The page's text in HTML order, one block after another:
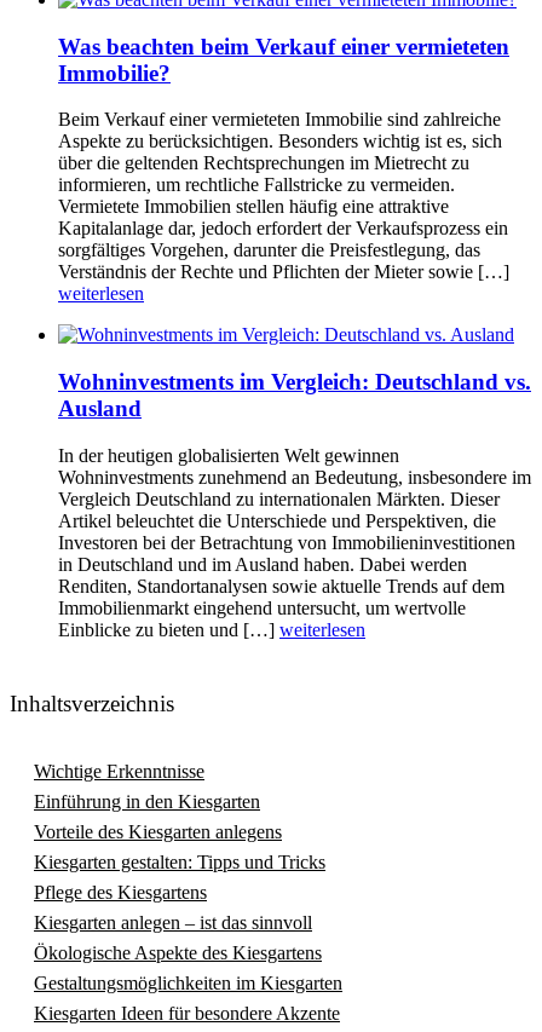
Was beachten beim Verkauf einer vermieteten
Immobilie?
Beim Verkauf einer vermieteten Immobilie sind zahlreiche
Aspekte zu berücksichtigen. Besonders wichtig ist es, sich
über die geltenden Rechtsprechungen im Mietrecht zu
informieren, um rechtliche Fallstricke zu vermeiden.
Vermietete Immobilien stellen häufig eine attraktive
Kapitalanlage dar, jedoch erfordert der Verkaufsprozess ein
sorgfältiges Vorgehen, darunter die Preisfestlegung, das
Verständnis der Rechte und Pflichten der Mieter sowie […]
weiterlesen
Wohninvestments im Vergleich: Deutschland vs.
Ausland
In der heutigen globalisierten Welt gewinnen
Wohninvestments zunehmend an Bedeutung, insbesondere im
Vergleich Deutschland zu internationalen Märkten. Dieser
Artikel beleuchtet die Unterschiede und Perspektiven, die
Investoren bei der Betrachtung von Immobilieninvestitionen
in Deutschland und im Ausland haben. Dabei werden
Renditen, Standortanalysen sowie aktuelle Trends auf dem
Immobilienmarkt eingehend untersucht, um wertvolle
Einblicke zu bieten und […] weiterlesen
Inhaltsverzeichnis
Wichtige Erkenntnisse
Einführung in den Kiesgarten
Vorteile des Kiesgarten anlegens
Kiesgarten gestalten: Tipps und Tricks
Pflege des Kiesgartens
Kiesgarten anlegen – ist das sinnvoll
Ökologische Aspekte des Kiesgartens
Gestaltungsmöglichkeiten im Kiesgarten
Kiesgarten Ideen für besondere Akzente